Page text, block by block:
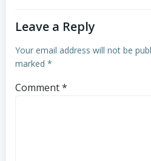
Leave a Reply
Your email address will not be
marked *
Comment*